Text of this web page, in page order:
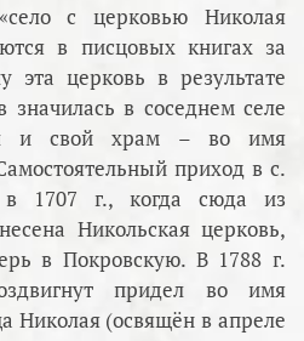
с церковью Николая
в писцовых книгах за
эта церковь в результате
значилась в соседнем селе
и свой храм – во имя
приход в с.
в 1707 г., когда сюда из
Никольская церковь,
в Покровскую. В 1788 г.
придел во имя
Николая (освящён в апреле